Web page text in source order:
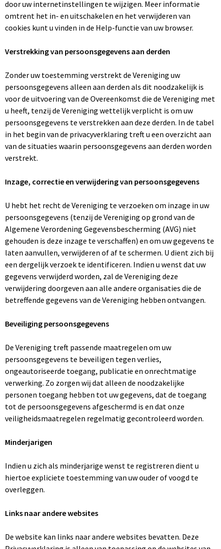
door uw internetinstellingen te wijzigen. Meer informatie
omtrent het in- en uitschakelen en het verwijderen van
cookies kunt u vinden in de Help-functie van uw browser.
Verstrekking van persoonsgegevens aan derden
Zonder uw toestemming verstrekt de Vereniging uw
persoonsgegevens alleen aan derden als dit noodzakelijk is
voor de uitvoering van de Overeenkomst die de Vereniging met
u heeft, tenzij de Vereniging wettelijk verplicht is om uw
persoonsgegevens te verstrekken aan deze derden. In de tabel
in het begin van de privacyverklaring treft u een overzicht aan
van de situaties waarin persoonsgegevens aan derden worden
verstrekt.
Inzage, correctie en verwijdering van persoonsgegevens
U hebt het recht de Vereniging te verzoeken om inzage in uw
persoonsgegevens (tenzij de Vereniging op grond van de
Algemene Verordening Gegevensbescherming (AVG) niet
gehouden is deze inzage te verschaffen) en om uw gegevens te
laten aanvullen, verwijderen of af te schermen. U dient zich bij
een dergelijk verzoek te identificeren. Indien u wenst dat uw
gegevens verwijderd worden, zal de Vereniging deze
verwijdering doorgeven aan alle andere organisaties die de
betreffende gegevens van de Vereniging hebben ontvangen.
Beveiliging persoonsgegevens
De Vereniging treft passende maatregelen om uw
persoonsgegevens te beveiligen tegen verlies,
ongeautoriseerde toegang, publicatie en onrechtmatige
verwerking. Zo zorgen wij dat alleen de noodzakelijke
personen toegang hebben tot uw gegevens, dat de toegang
tot de persoonsgegevens afgeschermd is en dat onze
veiligheidsmaatregelen regelmatig gecontroleerd worden.
Minderjarigen
Indien u zich als minderjarige wenst te registreren dient u
hiertoe expliciete toestemming van uw ouder of voogd te
overleggen.
Links naar andere websites
De website kan links naar andere websites bevatten. Deze